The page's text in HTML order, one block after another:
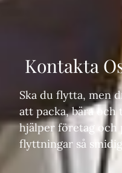
Kontakta
Ska du flytta, men
att packa, bära och
hjälper företag och
flyttningar så